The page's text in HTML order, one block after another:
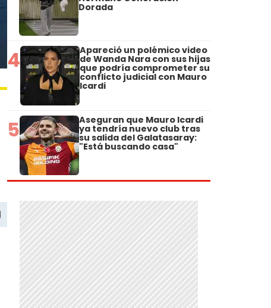
Dorada
4 Apareció un polémico video
de Wanda Nara con sus hijas
que podría comprometer su
conflicto judicial con Mauro
Icardi
5 Aseguran que Mauro Icardi
ya tendría nuevo club tras
su salida del Galatasaray:
"Está buscando casa"